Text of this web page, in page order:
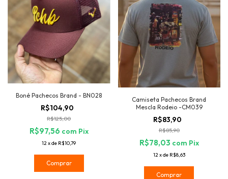
Boné Pachecos Brand - BN028
R$104,90
R$125,00
R$97,56 com Pix
12xde R$10,79
Comprar
Camiseta Pachecos Brand
Mescla Rodeio -CM039
R$83,90
R$85,90
R$78,03 com Pix
12xde R$8,63
Comprar